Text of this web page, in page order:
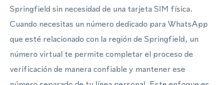
Springfield sin necesidad de una tarjeta SIM física.
Cuando necesitas un número dedicado para WhatsApp
que esté relacionado con la región de Springfield, un
número virtual te permite completar el proceso de
verificación de manera confiable y mantener ese